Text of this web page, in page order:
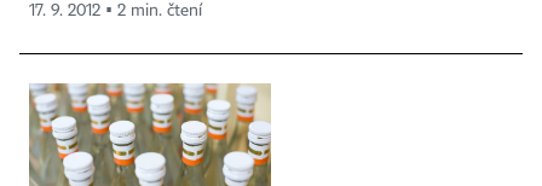
17. 9. 2012 ▪ 2 min. čtení